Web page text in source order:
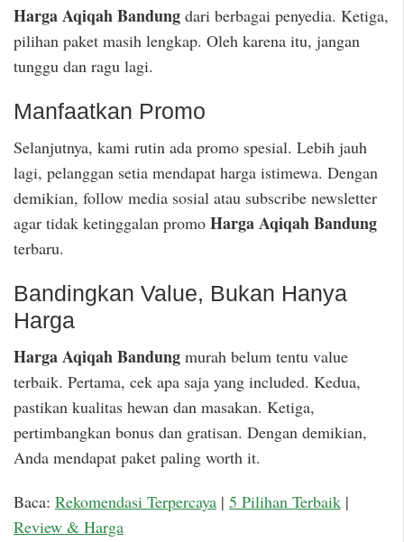
Harga Aqiqah Bandung dari berbagai penyedia. Ketiga,
pilihan paket masih lengkap. Oleh karena itu, jangan
tunggu dan ragu lagi.
Manfaatkan Promo
Selanjutnya, kami rutin ada promo spesial. Lebih jauh
lagi, pelanggan setia mendapat harga istimewa. Dengan
demikian, follow media sosial atau subscribe newsletter
agar tidak ketinggalan promo Harga Aqiqah Bandung
terbaru.
Bandingkan Value, Bukan Hanya
Harga
Harga Aqiqah Bandung murah belum tentu value
terbaik. Pertama, cek apa saja yang included. Kedua,
pastikan kualitas hewan dan masakan. Ketiga,
pertimbangkan bonus dan gratisan. Dengan demikian,
Anda mendapat paket paling worth it.
Baca: Rekomendasi Terpercaya | 5 Pilihan Terbaik |
Review & Harga